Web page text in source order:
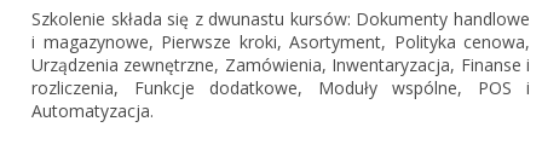
Zarejestruj
Szkolenie składa się z dwunastu kursów: Dokumenty handlowe
i magazynowe, Pierwsze kroki, Asortyment, Polityka cenowa,
Urządzenia zewnętrzne, Zamówienia, Inwentaryzacja, Finanse i
rozliczenia, Funkcje dodatkowe, Moduły wspólne, POS i
Automatyzacja.